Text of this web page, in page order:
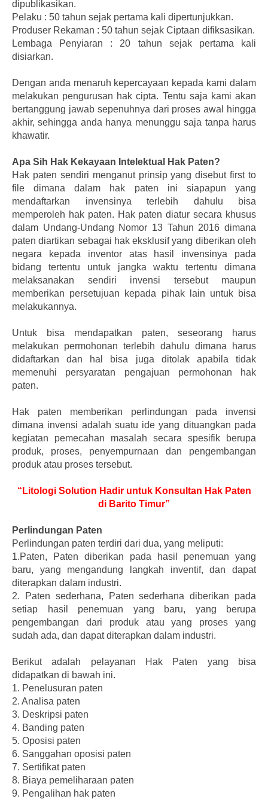
dipublikasikan.
Pelaku : 50 tahun sejak pertama kali dipertunjukkan.
Produser Rekaman : 50 tahun sejak Ciptaan difiksasikan.
Lembaga Penyiaran : 20 tahun sejak pertama kali
disiarkan.
Dengan anda menaruh kepercayaan kepada kami dalam
melakukan pengurusan hak cipta. Tentu saja kami akan
bertanggung jawab sepenuhnya dari proses awal hingga
akhir, sehingga anda hanya menunggu saja tanpa harus
khawatir.
Apa Sih Hak Kekayaan Intelektual Hak Paten?
Hak paten sendiri menganut prinsip yang disebut first to
file dimana dalam hak paten ini siapapun yang
mendaftarkan invensinya terlebih dahulu bisa
memperoleh hak paten. Hak paten diatur secara khusus
dalam Undang-Undang Nomor 13 Tahun 2016 dimana
paten diartikan sebagai hak eksklusif yang diberikan oleh
negara kepada inventor atas hasil invensinya pada
bidang tertentu untuk jangka waktu tertentu dimana
melaksanakan sendiri invensi tersebut maupun
memberikan persetujuan kepada pihak lain untuk bisa
melakukannya.
Untuk bisa mendapatkan paten, seseorang harus
melakukan permohonan terlebih dahulu dimana harus
didaftarkan dan hal bisa juga ditolak apabila tidak
memenuhi persyaratan pengajuan permohonan hak
paten.
Hak paten memberikan perlindungan pada invensi
dimana invensi adalah suatu ide yang dituangkan pada
kegiatan pemecahan masalah secara spesifik berupa
produk, proses, penyempurnaan dan pengembangan
produk atau proses tersebut.
“Litologi Solution Hadir untuk Konsultan Hak Paten
di Barito Timur”
Perlindungan Paten
Perlindungan paten terdiri dari dua, yang meliputi:
1.Paten, Paten diberikan pada hasil penemuan yang
baru, yang mengandung langkah inventif, dan dapat
diterapkan dalam industri.
2. Paten sederhana, Paten sederhana diberikan pada
setiap hasil penemuan yang baru, yang berupa
pengembangan dari produk atau yang proses yang
sudah ada, dan dapat diterapkan dalam industri.
Berikut adalah pelayanan Hak Paten yang bisa
didapatkan di bawah ini.
1. Penelusuran paten
2. Analisa paten
3. Deskripsi paten
4. Banding paten
5. Oposisi paten
6. Sanggahan oposisi paten
7. Sertifikat paten
8. Biaya pemeliharaan paten
9. Pengalihan hak paten